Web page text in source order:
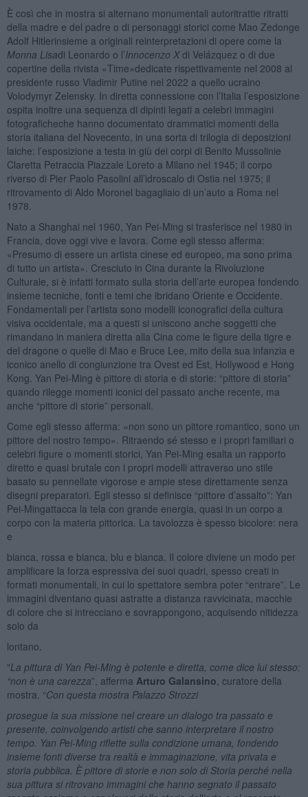
È così che in mostra si alternano monumentali autoritrattie ritratti
della madre e del padre o di personaggi storici come Mao Zedonge
Adolf Hitlerinsieme a originali reinterpretazioni di opere come la
Monna Lisadi Leonardo o l’Innocenzo Xdi Velázquez o di due
copertine della rivista «Time»dedicate rispettivamente nel 2008 al
presidente russo Vladimir Putine nel 2022 a quello ucraino
Volodymyr Zelensky. In diretta connessione con l’Italia l’esposizione
ospita inoltre una sequenza di dipinti legati a celebri immagini
fotograficheche hanno documentato drammatici momenti della
storia italiana del Novecento, in una sorta di trilogia di deposizioni
laiche: l’esposizione a testa in giù dei corpi di Benito Mussolinie
Claretta Petraccia Piazzale Loreto a Milano nel 1945; il corpo
riverso di Pier Paolo Pasolini all’idroscalo di Ostia nel 1975; il
ritrovamento di Aldo Moronel bagagliaio di un’auto a Roma nel
1978.
Nato a Shanghai nel 1960, Yan Pei-Ming si trasferisce nel 1980 in
Francia, dove oggi vive e lavora. Come egli stesso afferma:
«Presumo di essere un artista cinese ed europeo, ma sono prima
di tutto un artista». Cresciuto in Cina durante la Rivoluzione
Culturale, si è infatti formato sulla storia dell’arte europea fondendo
insieme tecniche, fonti e temi che ibridano Oriente e Occidente.
Fondamentali per l’artista sono modelli iconografici della cultura
visiva occidentale, ma a questi si uniscono anche soggetti che
rimandano in maniera diretta alla Cina come le figure della tigre e
del dragone o quelle di Mao e Bruce Lee, mito della sua infanzia e
iconico anello di congiunzione tra Ovest ed Est, Hollywood e Hong
Kong. Yan Pei-Ming è pittore di storia e di storie: “pittore di storia”
quando rilegge momenti iconici del passato anche recente, ma
anche “pittore di storie” personali.
Come egli stesso afferma: «non sono un pittore romantico, sono un
pittore del nostro tempo». Ritraendo sé stesso e i propri familiari o
celebri figure o momenti storici, Yan Pei-Ming esalta un rapporto
diretto e quasi brutale con i propri modelli attraverso uno stile
basato su pennellate vigorose e ampie stese direttamente senza
disegni preparatori. Egli stesso si definisce “pittore d’assalto”: Yan
Pei-Mingattacca la tela con grande energia, quasi in un corpo a
corpo con la materia pittorica. La tavolozza è spesso bicolore: nera
e
bianca, rossa e bianca, blu e bianca. Il colore diviene un modo per
amplificare la forza espressiva dei suoi quadri, spesso creati in
formati monumentali, in cui lo spettatore sembra poter “entrare”. Le
immagini diventano quasi astratte a distanza ravvicinata, macchie
di colore che si intrecciano e sovrappongono, acquisendo nitidezza
solo da
lontano.
"La pittura di Yan Pei-Ming è potente e diretta, come dice lui stesso:
“non è una carezza”, afferma Arturo Galansino , curatore della
mostra. “Con questa mostra Palazzo Strozzi
prosegue la sua missione nel creare un dialogo tra passato e
presente, coinvolgendo artisti che sanno interpretare il nostro
tempo. Yan Pei-Ming riflette sulla condizione umana, fondendo
insieme fonti diverse tra realtà e immaginazione, vita privata e
storia pubblica. È pittore di storie e non solo di Storia perché nella
sua pittura si ritrovano immagini che hanno segnato il passato